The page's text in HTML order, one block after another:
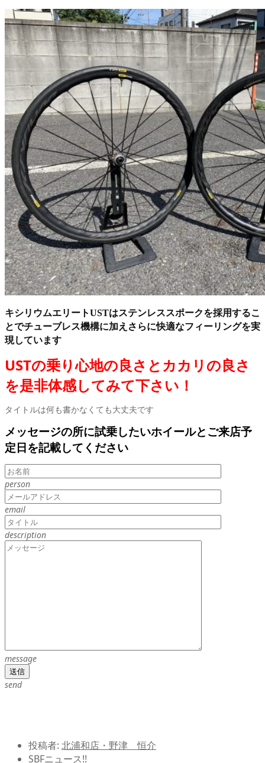
キシリウムエリートUSTはステンレススポークを採用するこ
とでチューブレス機構に加えさらに快適なフィーリングを実
現しています
USTの乗り心地の良さとカカリの良さ
を是非体感してみて下さい！
タイトルは何も書かなくても大丈夫です
メッセージの所に試乗したいホイールとご来店予
定日を記載してください
person
email
description
message
send
投稿者: 北浦和店・野津 恒介
SBFニュース!!